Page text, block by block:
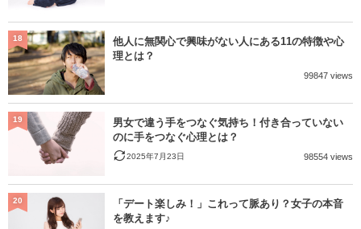
他人に無関心で興味がない人にある11の特徴や心
理とは？
99847 views
18
男女で違う手をつなぐ気持ち！付き合っていない
のに手をつなぐ心理とは？
2025年7月23日 98554 views
19
「デート楽しみ！」これって脈あり？女子の本音
を教えます♪
20